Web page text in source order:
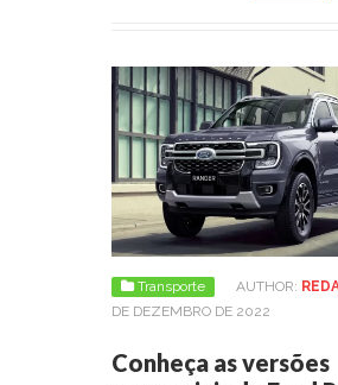
Transporte AUTHOR:
DE DEZEMBRO DE 2022
Conheça as versões